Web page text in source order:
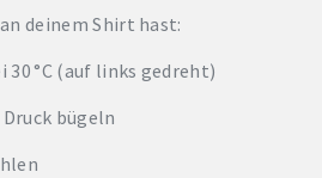
deinem Shirt hast:
30 °C (auf links gedreht)
bügeln